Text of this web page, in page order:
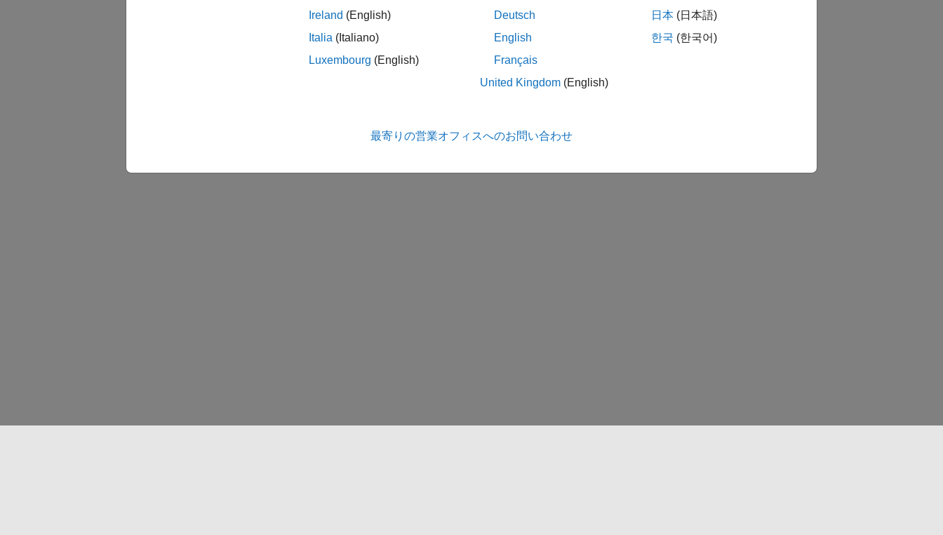
Ireland (English)
Italia (Italiano)
Luxembourg (English)
Deutsch
English
Français
United Kingdom (English)
日本 (日本語)
한국 (한국어)
最寄りの営業オフィスへのお問い合わせ